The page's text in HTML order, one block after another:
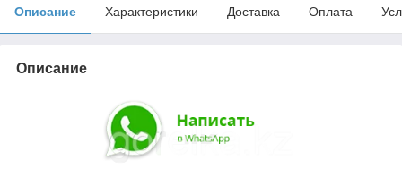
Описание Характеристики Доставка Оплата
Описание